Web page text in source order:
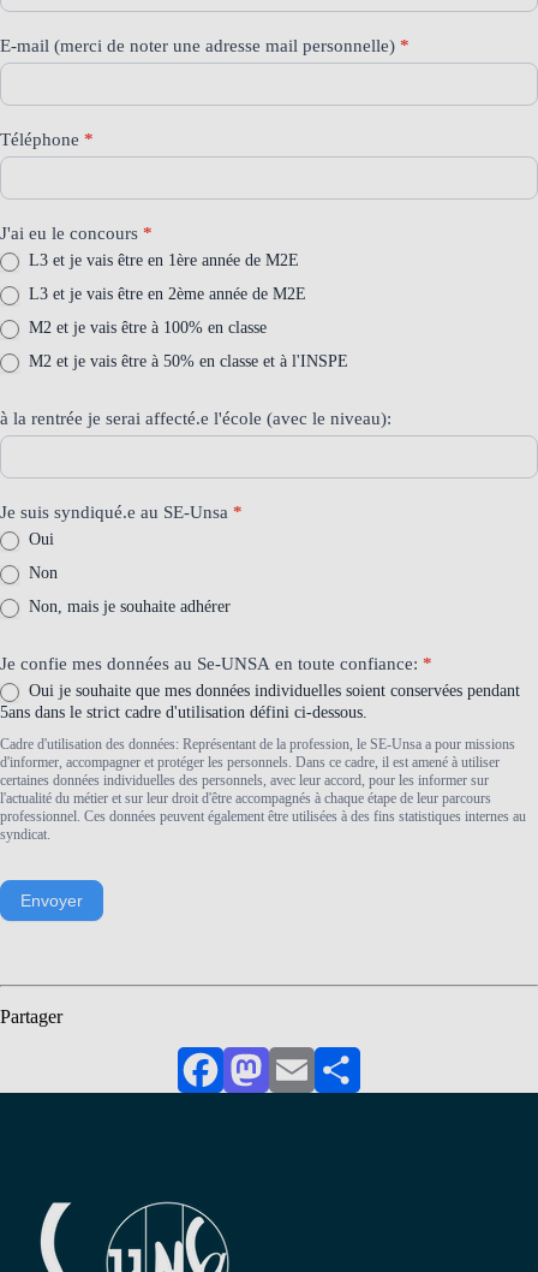
E-mail (merci de noter une adresse mail personnelle) *
Téléphone *
J'ai eu le concours *
L3 et je vais être en 1ère année de M2E
L3 et je vais être en 2ème année de M2E
M2 et je vais être à 100% en classe
M2 et je vais être à 50% en classe et à l'INSPE
à la rentrée je serai affecté.e l'école (avec le niveau):
Je suis syndiqué.e au SE-Unsa *
Oui
Non
Non, mais je souhaite adhérer
Je confie mes données au Se-UNSA en toute confiance: *
Oui je souhaite que mes données individuelles soient conservées pendant
5ans dans le strict cadre d'utilisation défini ci-dessous.
Cadre d'utilisation des données: Représentant de la profession, le SE-Unsa a pour missions
d'informer, accompagner et protéger les personnels. Dans ce cadre, il est amené à utiliser
certaines données individuelles des personnels, avec leur accord, pour les informer sur
l'actualité du métier et sur leur droit d'être accompagnés à chaque étape de leur parcours
professionnel. Ces données peuvent également être utilisées à des fins statistiques internes au
syndicat.
Envoyer
Partager
FacebookMastodon
EmailPartager